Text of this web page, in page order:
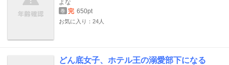
よな
巻 完 650pt
お気に入り：24人
どん底女子、ホテル王の溺愛部下になる